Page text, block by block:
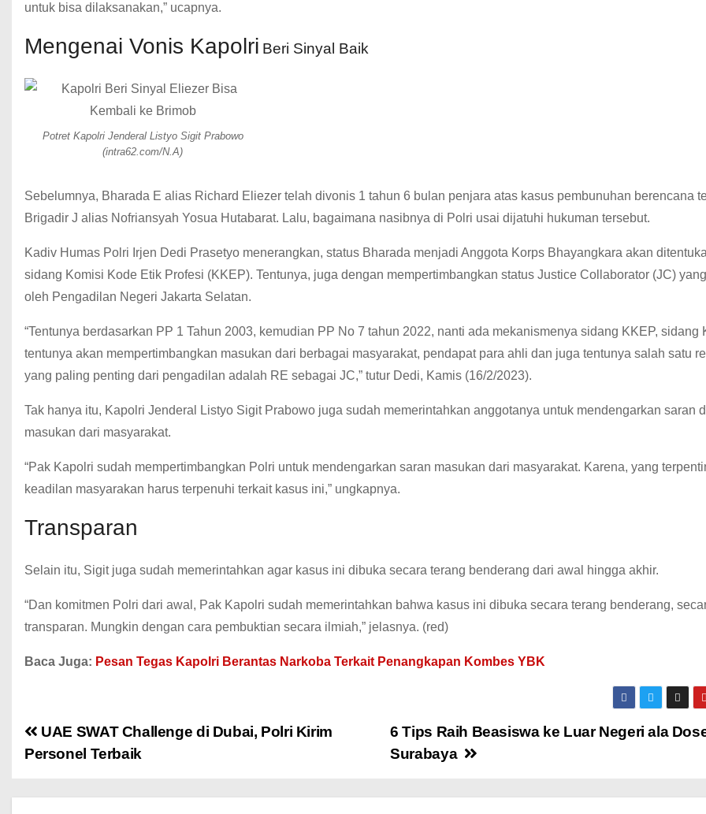
untuk bisa dilaksanakan,” ucapnya.
Mengenai Vonis Kapolri Beri Sinyal Baik
Potret Kapolri Jenderal Listyo Sigit Prabowo
(intra62.com/N.A)
Sebelumnya, Bharada E alias Richard Eliezer telah divonis 1 tahun 6 bulan penjara atas kasus pembunuhan berencana
Brigadir J alias Nofriansyah Yosua Hutabarat. Lalu, bagaimana nasibnya di Polri usai dijatuhi hukuman tersebut.
Kadiv Humas Polri Irjen Dedi Prasetyo menerangkan, status Bharada menjadi Anggota Korps Bhayangkara akan
sidang Komisi Kode Etik Profesi (KKEP). Tentunya, juga dengan mempertimbangkan status Justice Collaborator (JC)
oleh Pengadilan Negeri Jakarta Selatan.
“Tentunya berdasarkan PP 1 Tahun 2003, kemudian PP No 7 tahun 2022, nanti ada mekanismenya sidang KKEP, sidang
tentunya akan mempertimbangkan masukan dari berbagai masyarakat, pendapat para ahli dan juga tentunya salah satu
yang paling penting dari pengadilan adalah RE sebagai JC,” tutur Dedi, Kamis (16/2/2023).
Tak hanya itu, Kapolri Jenderal Listyo Sigit Prabowo juga sudah memerintahkan anggotanya untuk mendengarkan saran
masukan dari masyarakat.
“Pak Kapolri sudah mempertimbangkan Polri untuk mendengarkan saran masukan dari masyarakat. Karena, yang
keadilan masyarakan harus terpenuhi terkait kasus ini,” ungkapnya.
Transparan
Selain itu, Sigit juga sudah memerintahkan agar kasus ini dibuka secara terang benderang dari awal hingga akhir.
“Dan komitmen Polri dari awal, Pak Kapolri sudah memerintahkan bahwa kasus ini dibuka secara terang benderang,
transparan. Mungkin dengan cara pembuktian secara ilmiah,” jelasnya. (red)
Baca Juga: Pesan Tegas Kapolri Berantas Narkoba Terkait Penangkapan Kombes YBK
6 Tips Raih Beasiswa ke Luar Negeri ala
Surabaya
UAE SWAT Challenge di Dubai, Polri Kirim
Personel Terbaik